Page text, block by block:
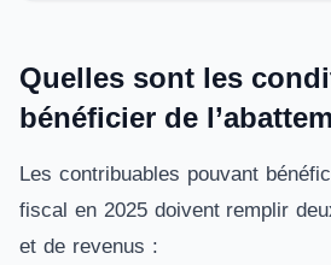
Quelles sont les
bénéficier de
Les contribuables pouvant
fiscal en 2025 doivent remplir
et de revenus :